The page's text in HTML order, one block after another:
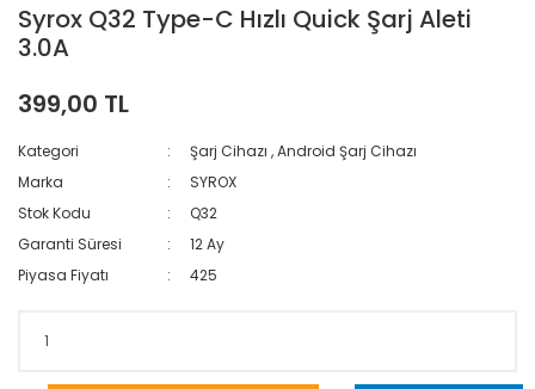
Syrox Q32 Type-C Hızlı Quick Şarj Aleti
3.0A
399,00 TL
Kategori Şarj Cihazı ,Android Şarj Cihazı
Marka
SYROX
Stok Kodu
Q32
Garanti Süresi
12 Ay
Piyasa Fiyatı
425